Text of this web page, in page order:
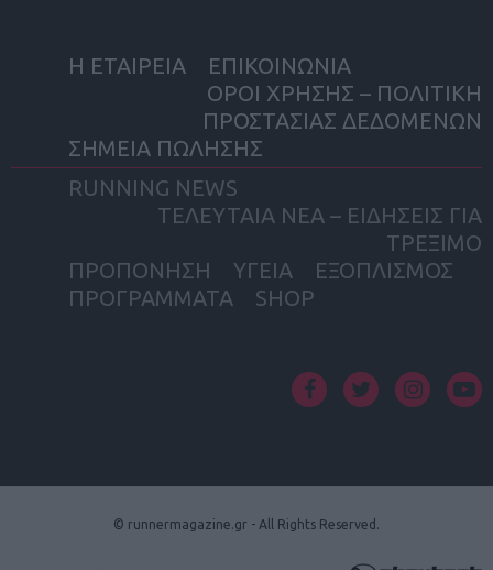
Η ΕΤΑΙΡΕΙΑ
ΕΠΙΚΟΙΝΩΝΙΑ
ΟΡΟΙ ΧΡΗΣΗΣ – ΠΟΛΙΤΙΚΗ
ΠΡΟΣΤΑΣΙΑΣ ΔΕΔΟΜΕΝΩΝ
ΣΗΜΕΙΑ ΠΩΛΗΣΗΣ
RUNNING NEWS
ΤΕΛΕΥΤΑΙΑ ΝΕΑ – ΕΙΔΗΣΕΙΣ ΓΙΑ
ΤΡΕΞΙΜΟ
ΠΡΟΠΟΝΗΣΗ
ΥΓΕΙΑ
ΕΞΟΠΛΙΣΜΟΣ
ΠΡΟΓΡΑΜΜΑΤΑ
SHOP
© runnermagazine.gr - All Rights Reserved.